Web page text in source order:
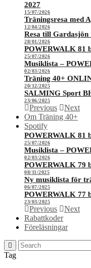
2027
15/07/2026
Träningsresa med
12/04/2026
Resa till Gardasjön
28/01/2026
POWERWALK 81
25/07/2026
Musiklista –
02/03/2026
Träning 40+
20/12/2025
SALMING Sport
23/06/2025
Previous
Next
Om Träning 40+
Spotify
POWERWALK 81
25/07/2026
Musiklista –
02/03/2026
POWERWALK 79
08/11/2025
Ny musiklista för
06/07/2025
POWERWALK 77
23/03/2025
Previous
Next
Rabattkoder
Föreläsningar
Tag